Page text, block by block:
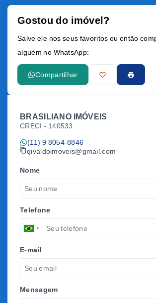
Gostou do imóvel?
Salve ele nos seus favoritos ou então
alguém no WhatsApp:
Compartilhar
BRASILIANO IMÓVEIS
CRECI - 140533
(11) 9 8054-8846
givaldoimoveis@gmail.com
Nome
Telefone
E-mail
Mensagem